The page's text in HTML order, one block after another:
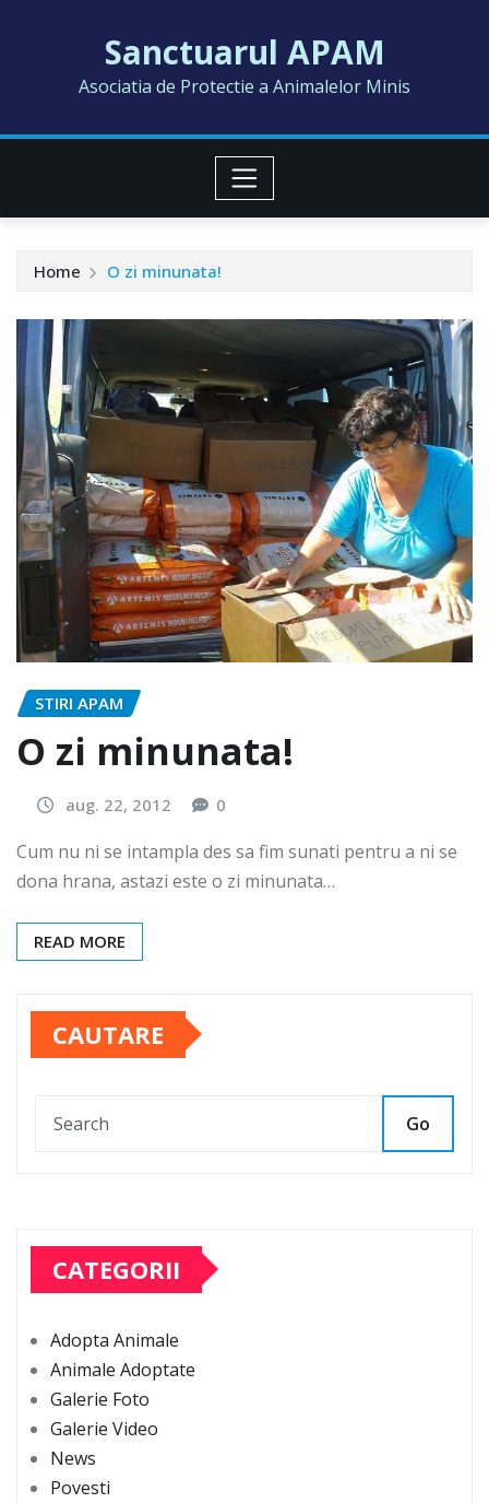
Sanctuarul APAM
Asociatia de Protectie a Animalelor Minis
Home O zi minunata!
STIRI APAM
O zi minunata!
aug. 22, 2012 0
Cum nu ni se intampla des sa fim sunati pentru a ni se
dona hrana, astazi este o zi minunata…
READ MORE
CAUTARE
Go
CATEGORII
Adopta Animale
Animale Adoptate
Galerie Foto
Galerie Video
News
Povesti